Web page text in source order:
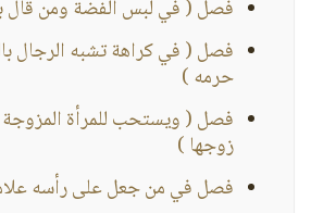
فصل ( في لبس الفضة ومن قال
فصل ( في كراهة تشبه الرجال
حرمه )
فصل ( ويستحب للمرأة
زوجها )
فصل في من جعل على رأسه